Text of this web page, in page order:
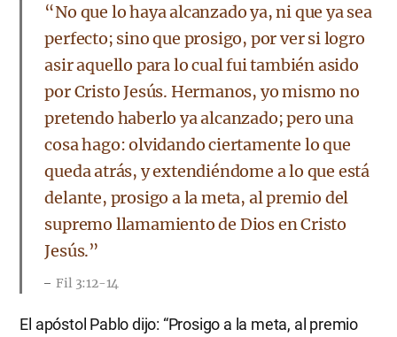
“No que lo haya alcanzado ya, ni que ya sea
perfecto; sino que prosigo, por ver si logro
asir aquello para lo cual fui también asido
por Cristo Jesús. Hermanos, yo mismo no
pretendo haberlo ya alcanzado; pero una
cosa hago: olvidando ciertamente lo que
queda atrás, y extendiéndome a lo que está
delante, prosigo a la meta, al premio del
supremo llamamiento de Dios en Cristo
Jesús.”
Fil 3:12-14
El apóstol Pablo dijo: “Prosigo a la meta, al premio